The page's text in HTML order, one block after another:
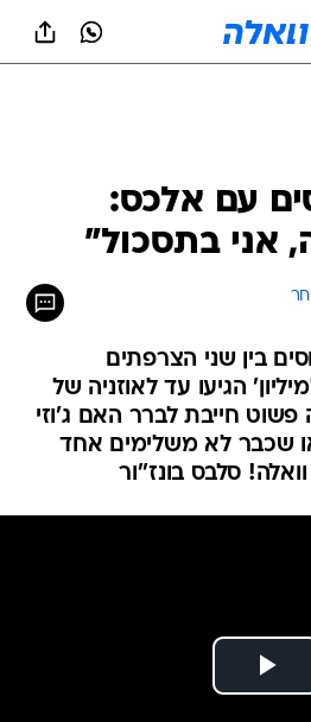
עם אלכס:
אני בתסכול"
בין שני הצרפתים
הגיעו עד לאוזניה של
פשוט חייבת לברר האם ג'וזי
או שכבר לא משלימים אחד
סלבס בונז''ור